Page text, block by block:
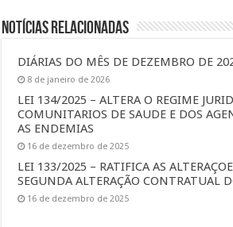
Notícias Relacionadas
DIÁRIAS DO MÊS DE DEZEMBRO DE
8 de janeiro de 2026
LEI 134/2025 – ALTERA O REGIME
COMUNITARIOS DE SAUDE E DOS
AS ENDEMIAS
16 de dezembro de 2025
LEI 133/2025 – RATIFICA AS
SEGUNDA ALTERAÇÃO CONTRATUAL
16 de dezembro de 2025